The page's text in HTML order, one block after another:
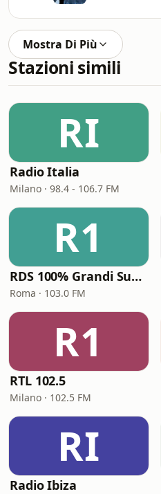
Mostra Di Più
Stazioni simili
RI
Radio Italia
Milano · 98.4 - 106.7 FM
R1
RDS 100% Grandi Successi
Roma · 103.0 FM
R1
RTL 102.5
Milano · 102.5 FM
RI
Radio Ibiza